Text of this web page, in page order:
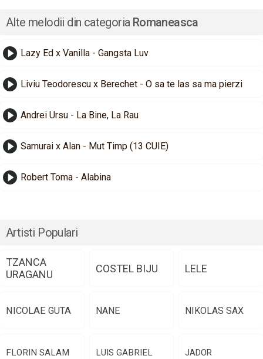
Alte melodii din categoria Romaneasca
Lazy Ed x Vanilla - Gangsta Luv
Liviu Teodorescu x Berechet - O sa te las sa ma pierzi
Andrei Ursu - La Bine, La Rau
Samurai x Alan - Mut Timp (13 CUIE)
Robert Toma - Alabina
Artisti Populari
TZANCA
URAGANU
COSTEL BIJU LELE
NICOLAE GUTA NANE NIKOLAS SAX
FLORIN SALAM LUIS GABRIEL JADOR